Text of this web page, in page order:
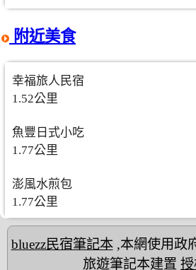
附近美食
幸福旅人民宿
1.52公里
魚豐日式小吃
1.77公里
澎風水煎包
1.77公里
bluezz民宿筆記本,本網使用政
旅遊筆記本建置